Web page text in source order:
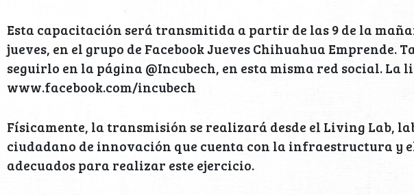
Esta capacitación será transmitida a partir de las 9 de la
jueves, en el grupo de Facebook Jueves Chihuahua Emprende.
seguirlo en la página @Incubech, en esta misma red social. La
www.facebook.com/incubech
Físicamente, la transmisión se realizará desde el Living Lab,
ciudadano de innovación que cuenta con la infraestructura y
adecuados para realizar este ejercicio.